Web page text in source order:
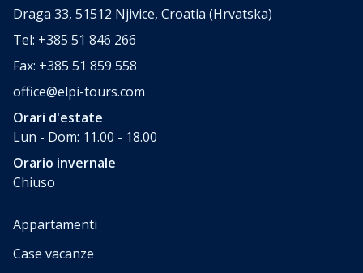
Draga 33, 51512 Njivice, Croatia (Hrvatska)
Tel: +385 51 846 266
Fax: +385 51 859 558
office@elpi-tours.com
Orari d'estate
Lun - Dom: 11.00 - 18.00
Orario invernale
Chiuso
Appartamenti
Case vacanze